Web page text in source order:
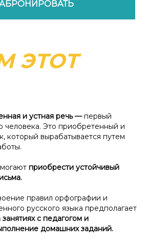
страницы:#о курсе
ЭТОТ
и устная речь —первый
человека. Это приобретенный и
который вырабатывается путем
приобрести устойчивый
правил орфографии и
русского языка предполагает
с педагогом и
домашних заданий.